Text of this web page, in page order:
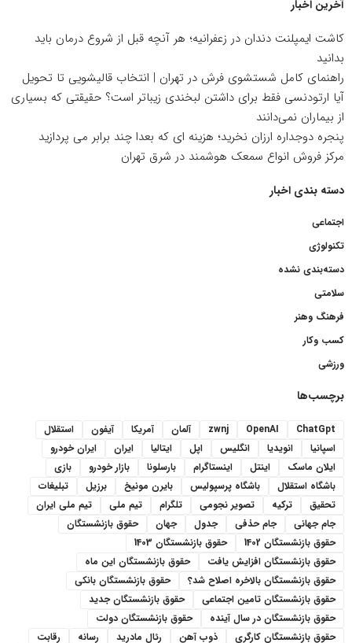
آخرین اخبار
کاشت ایمپلنت دندان در زعفرانیه؛ هر آنچه قبل از شروع درمان باید
بدانید
راهنمای کامل شستشوی فرش در تهران | انتخاب قالیشویی تا تحویل
آیا ارتودنسی فقط برای داشتن لبخندی زیباتر است؟ حقیقتی که بسیاری
از بیماران نمی‌دانند
پنجره دوجداره ارزان نخرید؛ هزینه ای که بعدا چند برابر می پردازید
مرکز فروش انواع سمعک هوشمند در شرق تهران
دسته بندی اخبار
اجتماعی
تکنولوژی
دسته‌بندی نشده
سلامتی
فرهنگ وهنر
کسب وکار
ورزشی
برچسب‌ها
ChatGpt
OpenAI
zwnj آلمان آمریکا آیفون
استقلال
اسپانیا
انویدیا انگلیس اپل ایتالیا ایران
ایران خودرو
ایلان ماسک
اینتل اینستاگرام بارسلونا بازار خودرو
بازی
باشگاه استقلال
باشگاه پرسپولیس بایرن مونیخ برزیل
تبلیغات
تحقیق
ترکیه تصویر نجومی تلگرام تیم ملی
تیم ملی ایران
جام جهانی
جام حذفی جدول جهان
حقوق بازنشستگان
حقوق بازنشستگان 1402
حقوق بازنشستگان 1403
حقوق بازنشستگان افزایش یافت
حقوق بازنشستگان این ماه
حقوق بازنشستگان بالاخره اصلاح شد؟
حقوق بازنشستگان بانکی
حقوق بازنشستگان تامین اجتماعی
حقوق بازنشستگان جدید
حقوق بازنشستگان در سال آینده
حقوق بازنشستگان دولت
حقوق بازنشستگان کارگری
ذوب آهن رئال مادرید رسانه
رقابت